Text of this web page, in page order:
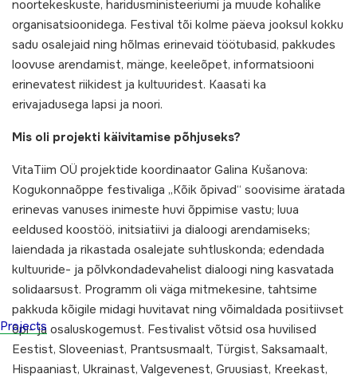
Projects
noortekeskuste, haridusministeeriumi ja muude kohalike
organisatsioonidega. Festival tõi kolme päeva jooksul kokku
sadu osalejaid ning hõlmas erinevaid töötubasid, pakkudes
loovuse arendamist, mänge, keeleõpet, informatsiooni
erinevatest riikidest ja kultuuridest. Kaasati ka
erivajadusega lapsi ja noori.
Mis oli projekti käivitamise põhjuseks?
VitaTiim OÜ projektide koordinaator Galina Kušanova:
Kogukonnaõppe festivaliga „Kõik õpivad“ soovisime äratada
erinevas vanuses inimeste huvi õppimise vastu; luua
eeldused koostöö, initsiatiivi ja dialoogi arendamiseks;
laiendada ja rikastada osalejate suhtluskonda; edendada
kultuuride- ja põlvkondadevahelist dialoogi ning kasvatada
solidaarsust. Programm oli väga mitmekesine, tahtsime
pakkuda kõigile midagi huvitavat ning võimaldada positiivset
õpi- ja osaluskogemust. Festivalist võtsid osa huvilised
Eestist, Sloveeniast, Prantsusmaalt, Türgist, Saksamaalt,
Hispaaniast, Ukrainast, Valgevenest, Gruusiast, Kreekast,